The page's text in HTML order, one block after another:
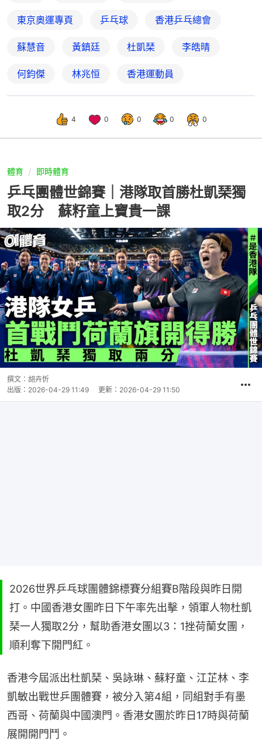
東京奧運專頁 乒乓球 香港乒乓總會
蘇慧音 黃鎮廷 杜凱琹 李皓晴
何鈞傑 林兆恒 香港運動員
4 0 0 0 0
體育 即時體育
乒乓團體世錦賽｜港隊取首勝杜凱琹獨
取2分 蘇籽童上寶貴一課
撰文： 胡卉忻
出版： 2026-04-29 11:49 更新： 2026-04-29 11:50
2026世界乒乓球團體錦標賽分組賽B階段與昨日開
打。中國香港女團昨日下午率先出擊，領軍人物杜凱
琹一人獨取2分，幫助香港女團以3：1挫荷蘭女團，
順利奪下開門紅。
香港今屆派出杜凱琹、吳詠琳、蘇籽童、江芷林、李
凱敏出戰世乒團體賽，被分入第4組，同組對手有墨
西哥、荷蘭與中國澳門。香港女團於昨日17時與荷蘭
展開開門鬥。